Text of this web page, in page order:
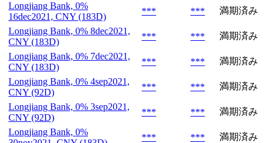
Longjiang Bank, 0%
16dec2021, CNY (183D)
*** ***
満期済み
Longjiang Bank, 0% 8dec2021,
CNY (183D)
*** ***
満期済み
Longjiang Bank, 0% 7dec2021,
CNY (183D)
*** ***
満期済み
Longjiang Bank, 0% 4sep2021,
CNY (92D)
*** ***
満期済み
Longjiang Bank, 0% 3sep2021,
CNY (92D)
*** ***
満期済み
Longjiang Bank, 0%
*** ***
満期済み